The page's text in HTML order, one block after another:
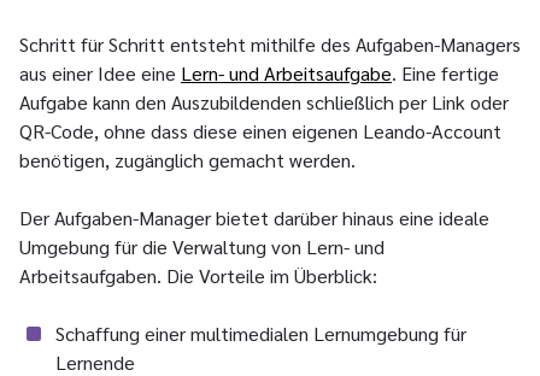
Schritt für Schritt entsteht mithilfe des Aufgaben-Managers
aus einer Idee eine Lern- und Arbeitsaufgabe. Eine fertige
Aufgabe kann den Auszubildenden schließlich per Link oder
QR-Code, ohne dass diese einen eigenen Leando-Account
benötigen, zugänglich gemacht werden.
Der Aufgaben-Manager bietet darüber hinaus eine ideale
Umgebung für die Verwaltung von Lern- und
Arbeitsaufgaben. Die Vorteile im Überblick:
Schaffung einer multimedialen Lernumgebung für
Lernende